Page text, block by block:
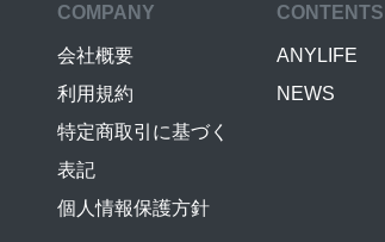
COMPANY
会社概要
利用規約
特定商取引に基づく
表記
個人情報保護方針
CONTENTS
ANYLIFE
NEWS